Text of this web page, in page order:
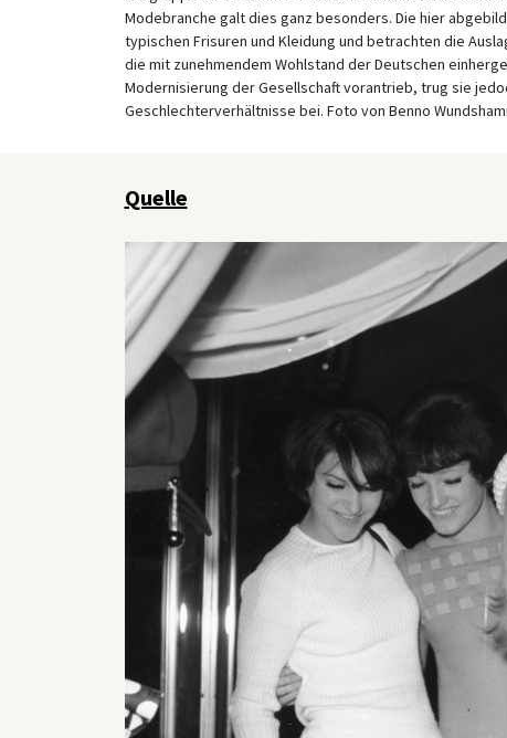
Modebranche galt dies ganz besonders. Die hier
typischen Frisuren und Kleidung und betrachten die
die mit zunehmendem Wohlstand der Deutschen
Modernisierung der Gesellschaft vorantrieb, trug sie
Geschlechterverhältnisse bei. Foto von Benno
Quelle